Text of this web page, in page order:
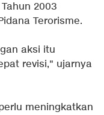
2003
Terorisme.
aksi itu
revisi," ujarnya
meningkatkan